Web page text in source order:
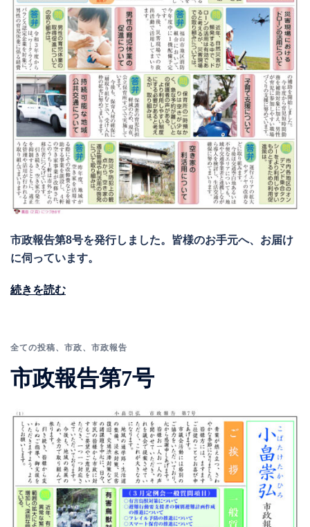
市政報告第8号を発行しました。皆様のお手元へ、お届け
に伺っています。
続きを読む
全ての投稿、 市政、 市政報告
市政報告第7号